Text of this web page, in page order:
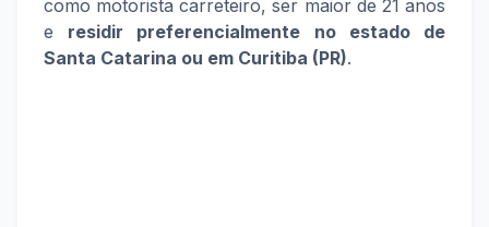
como motorista carreteiro, ser maior de 21 anos
e residir preferencialmente no estado de
Santa Catarina ou em Curitiba (PR).